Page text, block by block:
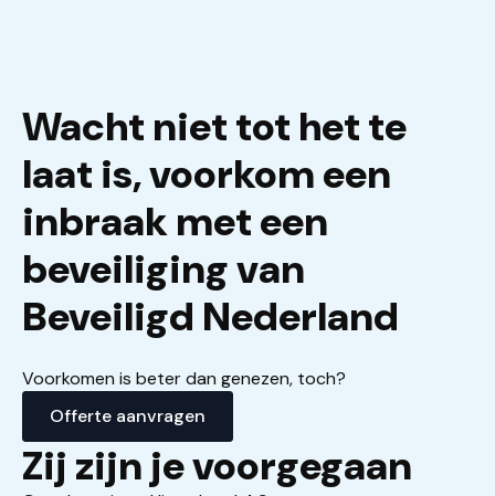
Wacht niet tot het te
laat is, voorkom een
inbraak met een
beveiliging van
Beveiligd Nederland
Voorkomen is beter dan genezen, toch?
Offerte aanvragen
Zij zijn je voorgegaan